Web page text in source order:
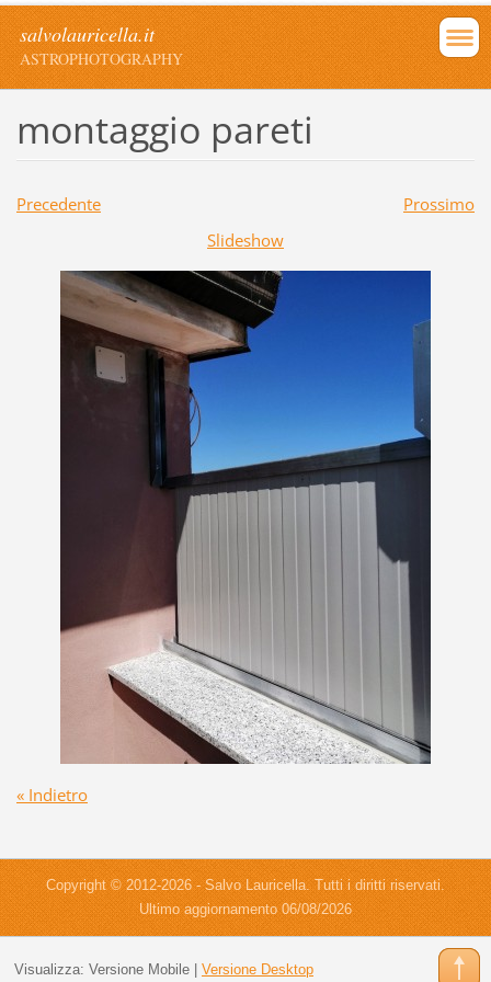
salvolauricella.it
ASTROPHOTOGRAPHY
montaggio pareti
Precedente
Prossimo
Slideshow
« Indietro
Copyright © 2012-2026 - Salvo Lauricella. Tutti i diritti riservati.
Ultimo aggiornamento 06/08/2026
Visualizza: Versione Mobile| Versione Desktop